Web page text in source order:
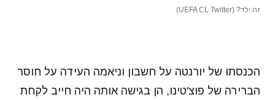
זה ילד? (UEFA CL Twitter)
הכנסתו של יורנטה על חשבון וניאמה העידה על חוסר
הברירה של פוצ'טינו, הן בגישה אותה היה חייב לקחת